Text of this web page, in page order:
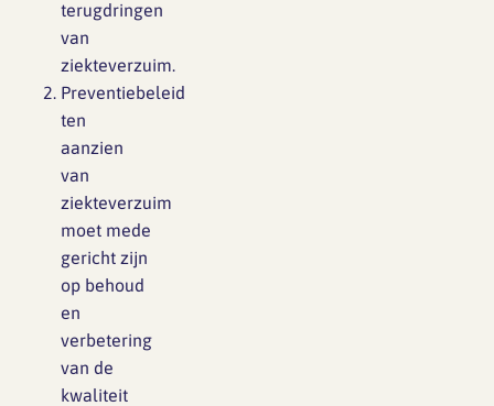
terugdringen
van
ziekteverzuim.
Preventiebeleid
ten
aanzien
van
ziekteverzuim
moet mede
gericht zijn
op behoud
en
verbetering
van de
kwaliteit